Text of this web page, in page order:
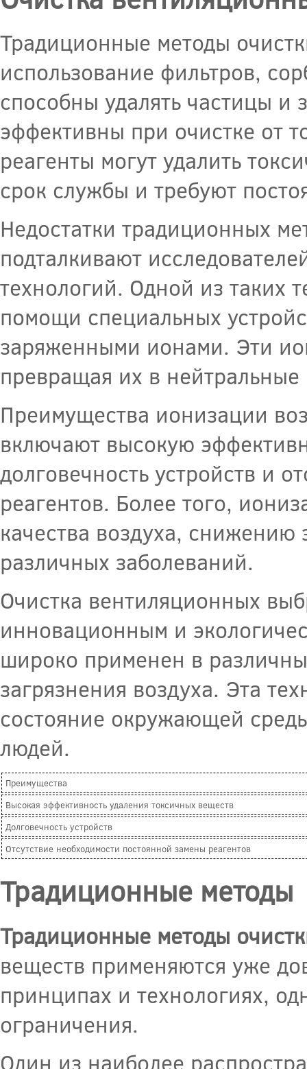
Традиционные методы
использование фильтров,
способны удалять частицы и
эффективны при очистке от
реагенты могут удалить
срок службы и требуют
Недостатки традиционных
подталкивают
технологий. Одной из таких
помощи специальных
заряженными ионами. Эти
превращая их в
Преимущества ионизации
включают высокую
долговечность устройств и
реагентов. Более того,
качества воздуха,
различных заболеваний.
Очистка вентиляционных
инновационным и
широко применен в
загрязнения воздуха. Эта
состояние окружающей
людей.
Преимущества
Высокая эффективность удаления токсичных веществ
Долговечность устройств
Отсутствие необходимости постоянной замены реагентов
Традиционные методы
Традиционные методы
веществ применяются уже
принципах и технологиях,
ограничения.
Один из наиболее